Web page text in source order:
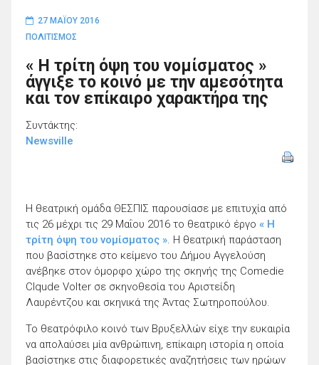
27 ΜΑΪ́ΟΥ 2016
ΠΟΛΙΤΙΣΜΟΣ
« Η τρίτη όψη του νομίσματος »
άγγιξε το κοινό με την αμεσότητα
και τον επίκαιρο χαρακτήρα της
Συντάκτης:
Newsville
Η θεατρική ομάδα ΘΕΣΠΙΣ παρουσίασε με επιτυχία από
τις 26 μέχρι τις 29 Μαΐου 2016 το θεατρικό έργο « H
τρίτη όψη του νομίσματος ». Η θεατρική παράσταση
που βασίστηκε στο κείμενο του Δήμου Αγγελούση
ανέβηκε στον όμορφο χώρο της σκηνής της Comedie
Clqude Volter σε σκηνοθεσία του Αριστείδη
Λαυρέντζου και σκηνικά της Άντας Σωτηροπούλου.
Το θεατρόφιλο κοινό των Βρυξελλών είχε την ευκαιρία
να απολαύσει μία ανθρώπινη, επίκαιρη ιστορία η οποία
βασίστηκε στις διαφορετικές αναζητήσεις των ηρώων